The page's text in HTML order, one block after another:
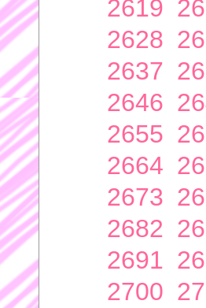
2619
2628
2637
2646
2655
2664
2673
2682
2691
2700